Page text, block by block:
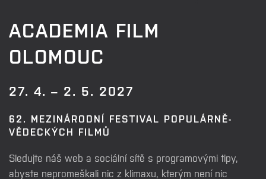
ACADEMIA FILM
OLOMOUC
27. 4. – 2. 5. 2027
62. MEZINÁRODNÍ FESTIVAL POPULÁRNĚ-
VĚDECKÝCH FILMŮ
Sledujte náš web a sociální sítě s programovými tipy,
abyste nepromeškali nic z klimaxu, kterým není nic